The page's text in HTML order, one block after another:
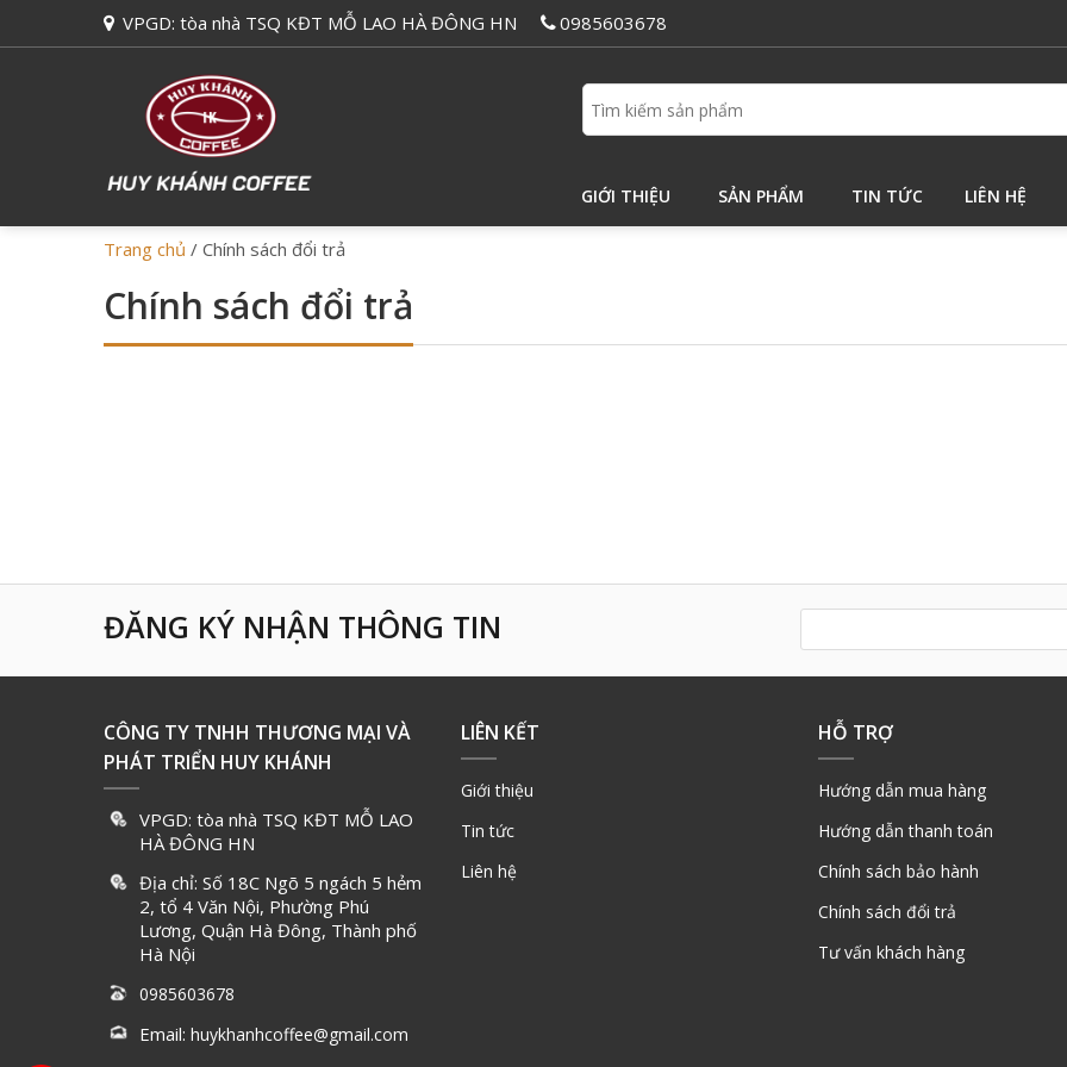
VPGD: tòa nhà TSQ KĐT MỖ LAO HÀ ĐÔNG HN 0985603678
GIỚI THIỆU SẢN PHẨM TIN TỨC LIÊN HỆ
Trang chủ / Chính sách đổi trả
Chính sách đổi trả
ĐĂNG KÝ NHẬN THÔNG TIN
CÔNG TY TNHH THƯƠNG MẠI VÀ
PHÁT TRIỂN HUY KHÁNH
VPGD: tòa nhà TSQ KĐT MỖ LAO
HÀ ĐÔNG HN
Địa chỉ: Số 18C Ngõ 5 ngách 5 hẻm
2, tổ 4 Văn Nội, Phường Phú
Lương, Quận Hà Đông, Thành phố
Hà Nội
0985603678
Email: huykhanhcoffee@gmail.com
LIÊN KẾT
Giới thiệu
Tin tức
Liên hệ
HỖ TRỢ
Hướng dẫn mua hàng
Hướng dẫn thanh toán
Chính sách bảo hành
Chính sách đổi trả
Tư vấn khách hàng